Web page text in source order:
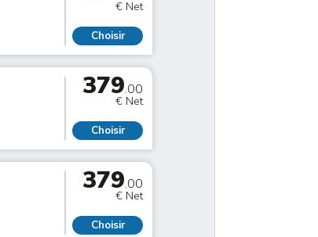
€ Net
Choisir
379.00
€ Net
Choisir
379.00
€ Net
Choisir